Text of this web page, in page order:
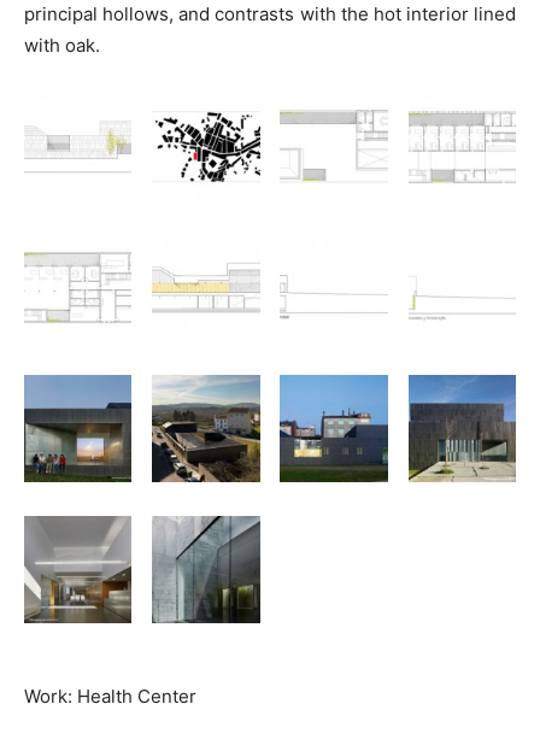
principal hollows, and contrasts with the hot interior lined
with oak.
Work: Health Center